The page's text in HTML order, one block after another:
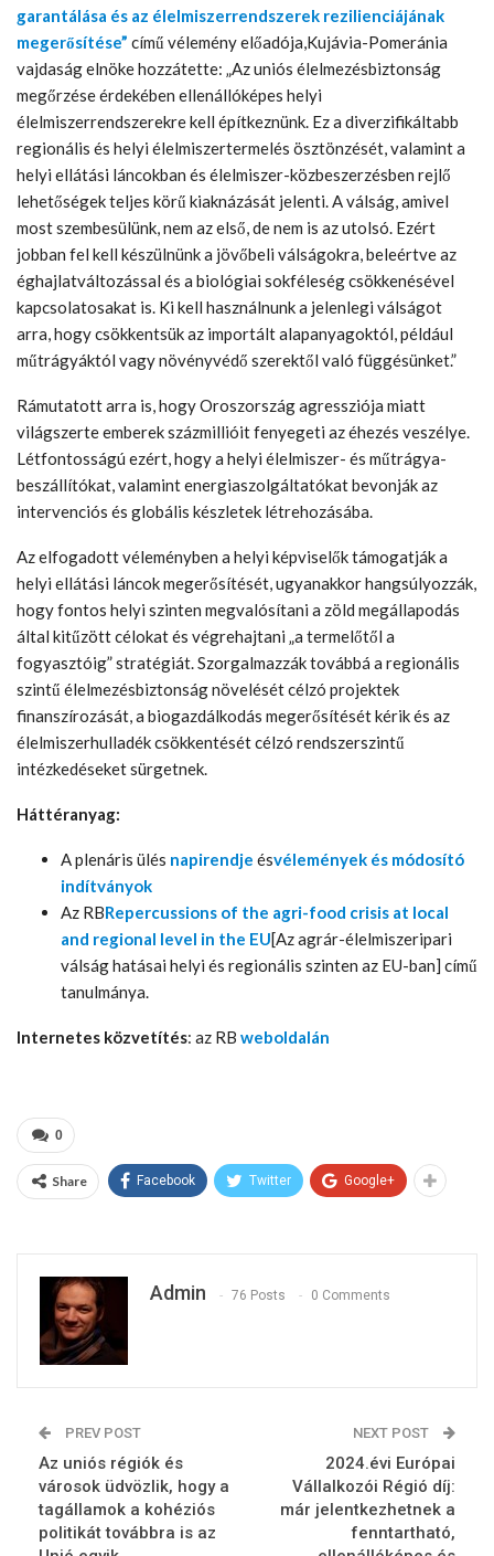
garantálása és az élelmiszerrendszerek rezilienciájának
megerősítése” című vélemény előadója,Kujávia-Pomeránia
vajdaság elnöke hozzátette: „Az uniós élelmezésbiztonság
megőrzése érdekében ellenállóképes helyi
élelmiszerrendszerekre kell építkeznünk. Ez a diverzifikáltabb
regionális és helyi élelmiszertermelés ösztönzését, valamint a
helyi ellátási láncokban és élelmiszer-közbeszerzésben rejlő
lehetőségek teljes körű kiaknázását jelenti. A válság, amivel
most szembesülünk, nem az első, de nem is az utolsó. Ezért
jobban fel kell készülnünk a jövőbeli válságokra, beleértve az
éghajlatváltozással és a biológiai sokféleség csökkenésével
kapcsolatosakat is. Ki kell használnunk a jelenlegi válságot
arra, hogy csökkentsük az importált alapanyagoktól, például
műtrágyáktól vagy növényvédő szerektől való függésünket.”
Rámutatott arra is, hogy Oroszország agressziója miatt
világszerte emberek százmillióit fenyegeti az éhezés veszélye.
Létfontosságú ezért, hogy a helyi élelmiszer- és műtrágya-
beszállítókat, valamint energiaszolgáltatókat bevonják az
intervenciós és globális készletek létrehozásába.
Az elfogadott véleményben a helyi képviselők támogatják a
helyi ellátási láncok megerősítését, ugyanakkor hangsúlyozzák,
hogy fontos helyi szinten megvalósítani a zöld megállapodás
által kitűzött célokat és végrehajtani „a termelőtől a
fogyasztóig” stratégiát. Szorgalmazzák továbbá a regionális
szintű élelmezésbiztonság növelését célzó projektek
finanszírozását, a biogazdálkodás megerősítését kérik és az
élelmiszerhulladék csökkentését célzó rendszerszintű
intézkedéseket sürgetnek.
Háttéranyag:
A plenáris ülés napirendje ésvélemények és módosító
indítványok
Az RBRepercussions of the agri-food crisis at local
and regional level in the EU[Az agrár-élelmiszeripari
válság hatásai helyi és regionális szinten az EU-ban] című
tanulmánya.
Internetes közvetítés: az RB weboldalán
0
Share Facebook Twitter Google+
Admin 76 Posts 0 Comments
PREV POST
Az uniós régiók és
városok üdvözlik, hogy a
tagállamok a kohéziós
politikát továbbra is az
NEXT POST
2024.évi Európai
Vállalkozói Régió díj:
már jelentkezhetnek a
fenntartható,